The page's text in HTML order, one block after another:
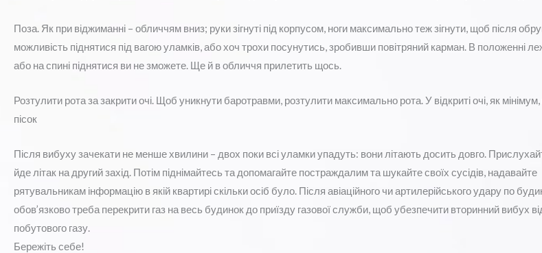
Поза. Як при віджиманні – обличчям вниз; руки зігнуті під корпусом, ноги максимально теж зігнути, щоб після
можливість піднятися під вагою уламків, або хоч трохи посунутись, зробивши повітряний карман. В положенні
або на спині піднятися ви не зможете. Ще й в обличчя прилетить щось.
Розтулити рота за закрити очі. Щоб уникнути баротравми, розтулити максимально рота. У відкриті очі, як
пісок
Після вибуху зачекати не менше хвилини – двох поки всі уламки упадуть: вони літають досить довго.
йде літак на другий захід. Потім піднімайтесь та допомагайте постраждалим та шукайте своїх сусідів, надавайте
рятувальникам інформацію в якій квартирі скільки осіб було. Після авіаційного чи артилерійського удару по
обов’язково треба перекрити газ на весь будинок до приїзду газової служби, щоб убезпечити вторинний вибух
побутового газу.
Бережіть себе!